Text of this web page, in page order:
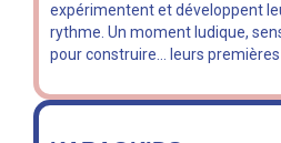
expérimentent et développent
rythme. Un moment ludique,
pour construire… leurs